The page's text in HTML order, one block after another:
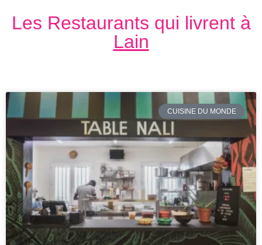
Les Restaurants qui livrent à
Lain
CUISINE DU MONDE